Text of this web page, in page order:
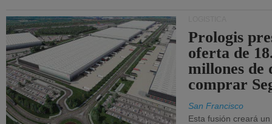
Prologis
oferta de
millones de
comprar
San Francisco
Esta fusión creará